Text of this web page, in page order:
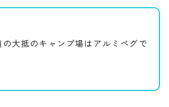
の大抵のキャンプ場はアルミペグで